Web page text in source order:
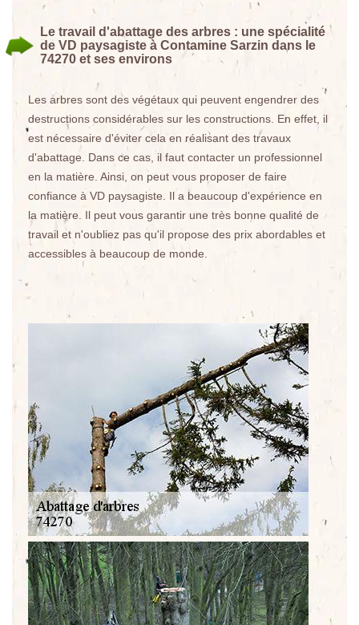
Le travail d'abattage des arbres : une spécialité
de VD paysagiste à Contamine Sarzin dans le
74270 et ses environs
Les arbres sont des végétaux qui peuvent engendrer des
destructions considérables sur les constructions. En effet, il
est nécessaire d'éviter cela en réalisant des travaux
d'abattage. Dans ce cas, il faut contacter un professionnel
en la matière. Ainsi, on peut vous proposer de faire
confiance à VD paysagiste. Il a beaucoup d'expérience en
la matière. Il peut vous garantir une très bonne qualité de
travail et n'oubliez pas qu'il propose des prix abordables et
accessibles à beaucoup de monde.